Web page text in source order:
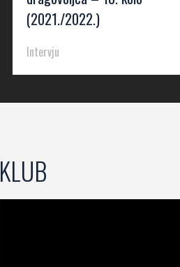
(2021./2022.)
Intervju
KLUB